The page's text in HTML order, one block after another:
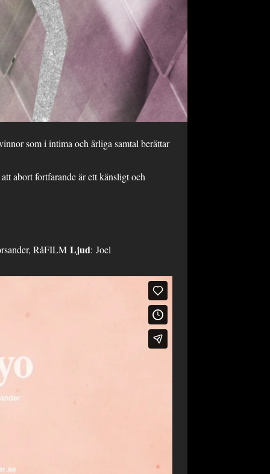
som i intima och ärliga samtal berättar
abort fortfarande är ett känsligt och
RåFILM Ljud: Joel